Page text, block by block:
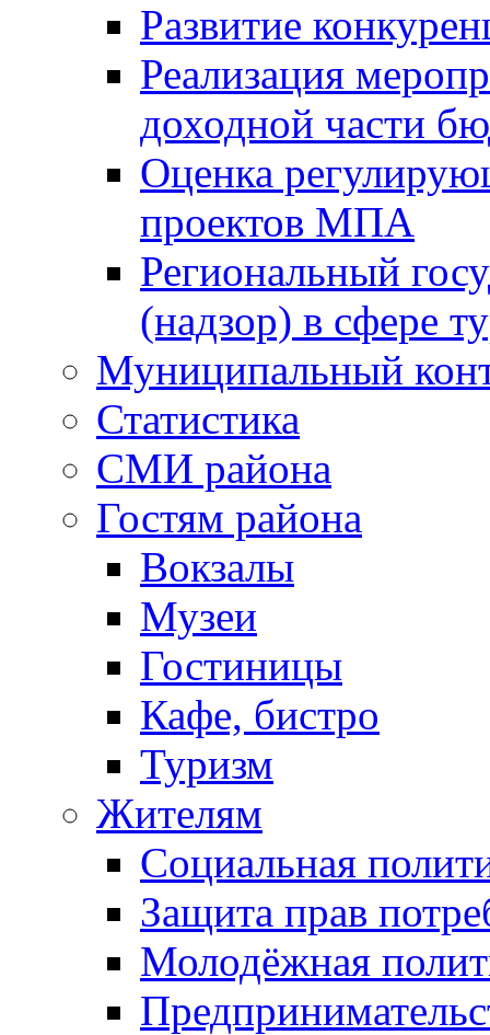
Развитие
Реализация
доходной части
Оценка
проектов МПА
Региональный
(надзор) в сфере
Муниципальный
Статистика
СМИ района
Гостям района
Вокзалы
Музеи
Гостиницы
Кафе, бистро
Туризм
Жителям
Социальная
Защита прав
Молодёжная